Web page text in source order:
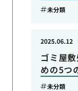
未分類
ゴミ屋
めの5つ
2025.06.12
未分類